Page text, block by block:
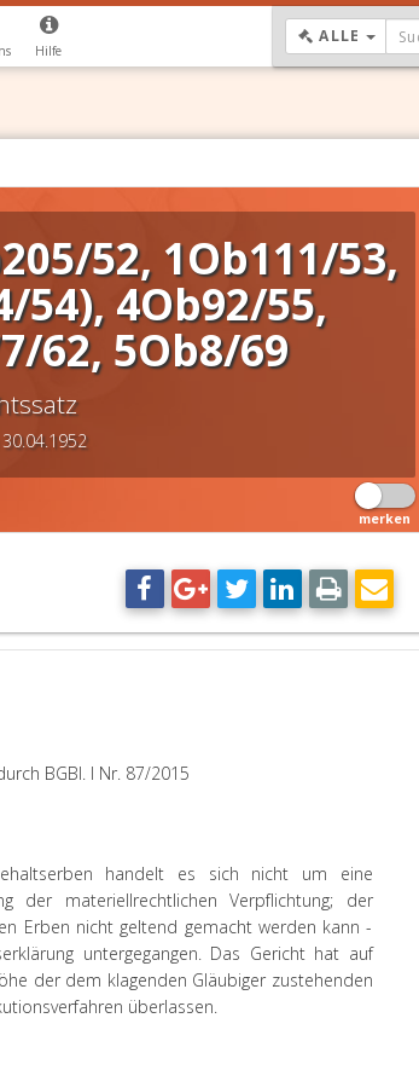
Hilfe
ALLE
52, 1Ob111/53,
54), 4Ob92/55,
62, 5Ob8/69
merken
BGBl. I Nr. 87/2015
handelt es sich nicht um eine
der materiellrechtlichen Verpflichtung; der
Erben nicht geltend gemacht werden kann -
untergegangen. Das Gericht hat auf
der dem klagenden Gläubiger zustehenden
überlassen.